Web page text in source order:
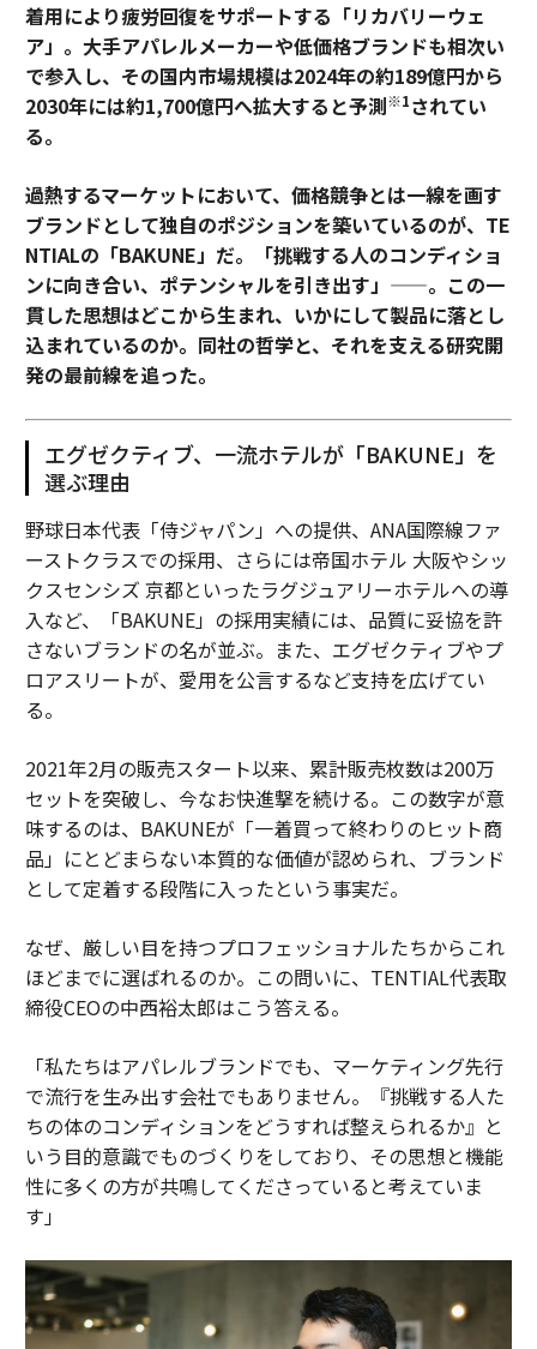
着用により疲労回復をサポートする「リカバリーウェ
ア」。大手アパレルメーカーや低価格ブランドも相次い
で参入し、その国内市場規模は2024年の約189億円から
2030年には約1,700億円へ拡大すると予測※1されてい
る。
過熱するマーケットにおいて、価格競争とは一線を画す
ブランドとして独自のポジションを築いているのが、TE
NTIALの「BAKUNE」だ。「挑戦する人のコンディショ
ンに向き合い、ポテンシャルを引き出す」——。この一
貫した思想はどこから生まれ、いかにして製品に落とし
込まれているのか。同社の哲学と、それを支える研究開
発の最前線を追った。
エグゼクティブ、一流ホテルが「BAKUNE」を
選ぶ理由
野球日本代表「侍ジャパン」への提供、ANA国際線ファ
ーストクラスでの採用、さらには帝国ホテル 大阪やシッ
クスセンシズ 京都といったラグジュアリーホテルへの導
入など、「BAKUNE」の採用実績には、品質に妥協を許
さないブランドの名が並ぶ。また、エグゼクティブやプ
ロアスリートが、愛用を公言するなど支持を広げてい
る。
2021年2月の販売スタート以来、累計販売枚数は200万
セットを突破し、今なお快進撃を続ける。この数字が意
味するのは、BAKUNEが「一着買って終わりのヒット商
品」にとどまらない本質的な価値が認められ、ブランド
として定着する段階に入ったという事実だ。
なぜ、厳しい目を持つプロフェッショナルたちからこれ
ほどまでに選ばれるのか。この問いに、TENTIAL代表取
締役CEOの中西裕太郎はこう答える。
「私たちはアパレルブランドでも、マーケティング先行
で流行を生み出す会社でもありません。『挑戦する人た
ちの体のコンディションをどうすれば整えられるか』と
いう目的意識でものづくりをしており、その思想と機能
性に多くの方が共鳴してくださっていると考えていま
す」